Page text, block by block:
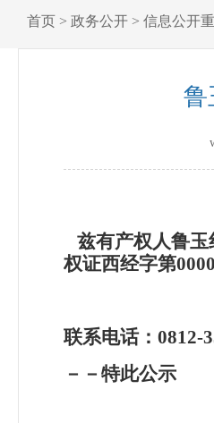
首页 > 政务公开 > 信息公开
鲁
兹有产权人鲁
权证西经字第
联系电话：
－－特此公示